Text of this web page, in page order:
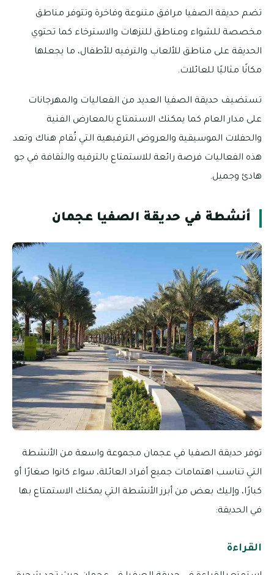
تضم حديقة الصفيا مرافق متنوعة وفاخرة وتتوفر مناطق
مخصصة للشواء ومناطق للنزهات والاسترخاء كما تحتوي
الحديقة على مناطق للألعاب والترفيه للأطفال، ما يجعلها
مكانًا مثاليًا للعائلات.
تستضيف حديقة الصفيا العديد من الفعاليات والمهرجانات
على مدار العام كما يمكنك الاستمتاع بالمعارض الفنية
والحفلات الموسيقية والعروض الترفيهية التي تُقام هناك وتعد
هذه الفعاليات فرصة رائعة للاستمتاع بالترفيه والثقافة في جو
هادئ وجميل.
أنشطة في حديقة الصفيا عجمان
توفر حديقة الصفيا في عجمان مجموعة واسعة من الأنشطة
التي تناسب اهتمامات جميع أفراد العائلة، سواء كانوا صغارًا أو
كبارًا، وإليك بعض من أبرز الأنشطة التي يمكنك الاستمتاع بها
في الحديقة:
القراءة